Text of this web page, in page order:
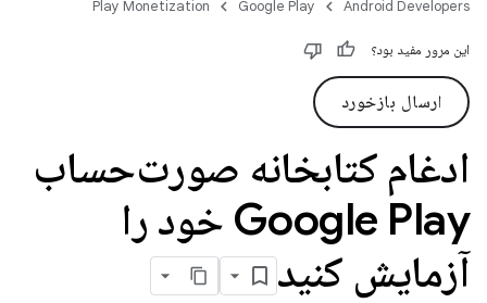
Android Developers
Google Play
Play Monetization
این مرور مفید بود؟
ارسال بازخورد
ادغام کتابخانه صورت‌حساب
Google Play خود را
آزمایش کنید